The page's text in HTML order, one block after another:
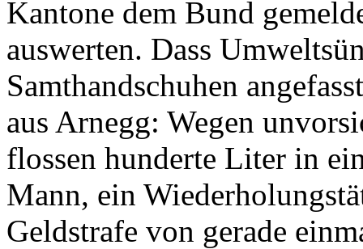
Kantone dem Bund
auswerten. Dass
Samthandschuhen
aus Arnegg: Wegen
flossen hunderte Liter in
Mann, ein
Geldstrafe von gerade